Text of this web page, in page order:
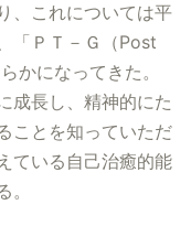
、これについては平
「ＰＴ－Ｇ（Post
かになってきた。
成長し、精神的にた
ことを知っていただ
ている自己治癒的能